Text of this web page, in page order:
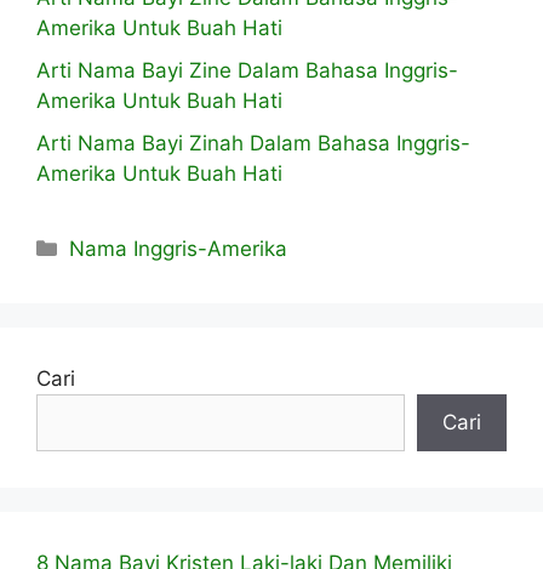
Amerika Untuk Buah Hati
Arti Nama Bayi Zine Dalam Bahasa Inggris-
Amerika Untuk Buah Hati
Arti Nama Bayi Zinah Dalam Bahasa Inggris-
Amerika Untuk Buah Hati
Kategori
Nama Inggris-Amerika
Cari
Cari
8 Nama Bayi Kristen Laki-laki Dan Memiliki